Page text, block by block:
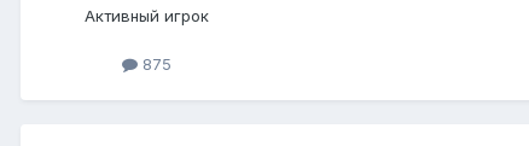
Активный игрок
875